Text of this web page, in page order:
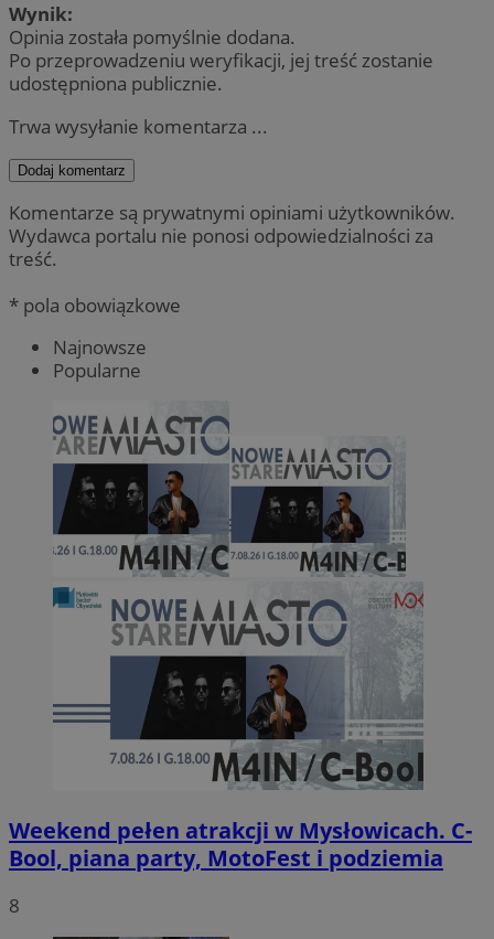
Wynik:
Opinia została pomyślnie dodana.
Po przeprowadzeniu weryfikacji, jej treść zostanie
udostępniona publicznie.
Trwa wysyłanie komentarza ...
Dodaj komentarz
Komentarze są prywatnymi opiniami użytkowników.
Wydawca portalu nie ponosi odpowiedzialności za
treść.
* pola obowiązkowe
Najnowsze
Popularne
Weekend pełen atrakcji w Mysłowicach. C-
Bool, piana party, MotoFest i podziemia
8